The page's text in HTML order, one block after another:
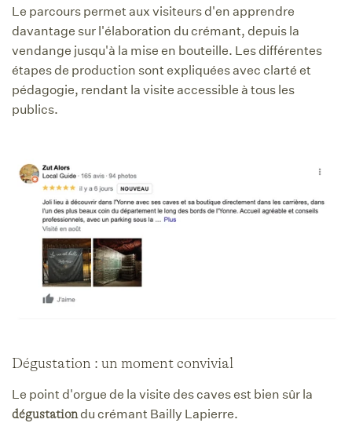
Le parcours permet aux visiteurs d'en apprendre
davantage sur l'élaboration du crémant, depuis la
vendange jusqu'à la mise en bouteille. Les différentes
étapes de production sont expliquées avec clarté et
pédagogie, rendant la visite accessible à tous les
publics.
Dégustation : un moment convivial
Le point d'orgue de la visite des caves est bien sûr la
dégustationdu crémant Bailly Lapierre.